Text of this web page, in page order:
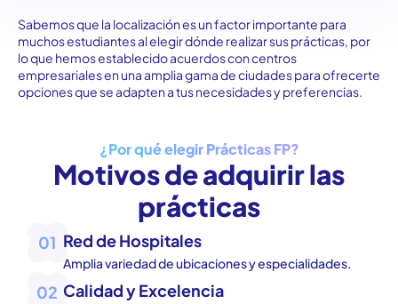
Sabemos que la localización es un factor importante para
muchos estudiantes al elegir dónde realizar sus prácticas, por
lo que hemos establecido acuerdos con centros
empresariales en una amplia gama de ciudades para ofrecerte
opciones que se adapten a tus necesidades y preferencias.
¿Por qué elegir Prácticas FP?
Motivos de adquirir las
prácticas
01 Red de Hospitales
Amplia variedad de ubicaciones y especialidades.
02 Calidad y Excelencia